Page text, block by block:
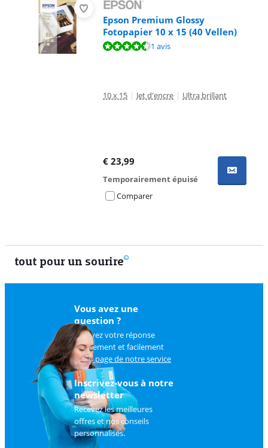
Epson Premium Glossy
Fotopapier 10 x 15 (40 Vellen)
La note est de 9,3 sur 10, basée sur 1 avis.1 avis
10 x 15 | Jet d'encre | Ultra brillant
€ 23,99
Temporairement épuisé
Comparer
tout pour un sourire
Vous avez une
question ?
Trouvez votre réponse
rapidement et facilement
surla page de notre service
client.
Inscrivez-vous à notre
newsletter
Recevez les meilleures
offres et nos conseils
personnalisés.